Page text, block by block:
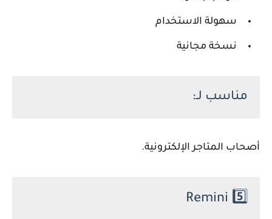
سهولة الاستخدام
نسخة مجانية
مناسب لـ:
أصحاب المتاجر الإلكترونية.
5️⃣
Remini